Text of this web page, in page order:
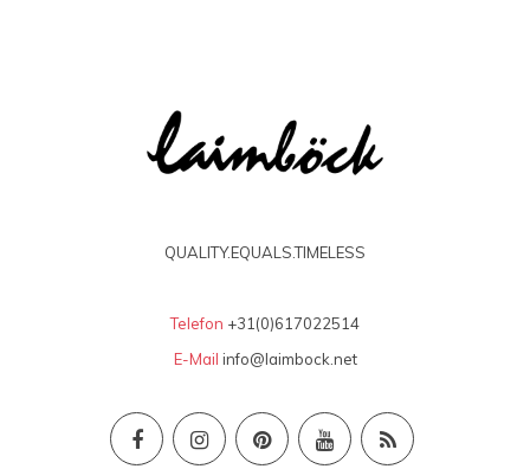
QUALITY.EQUALS.TIMELESS
Telefon +31(0)617022514
E-Mail info@laimbock.net